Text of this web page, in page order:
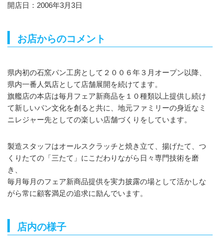
開店日：2006年3月3日
お店からのコメント
県内初の石窯パン工房として２００６年３月オープン以降、
県内一番人気店として店舗展開を続けてます。
旗艦店の本店は毎月フェア新商品を１０種類以上提供し続け
て新しいパン文化を創ると共に、地元ファミリーの身近なミ
ニレジャー先としての楽しい店舗づくりをしています。
製造スタッフはオールスクラッチと焼き立て、揚げたて、つ
くりたての「三たて」にこだわりながら日々専門技術を磨
き、
毎月毎月のフェア新商品提供を実力披露の場として活かしな
がら常に顧客満足の追求に励んでいます。
店内の様子